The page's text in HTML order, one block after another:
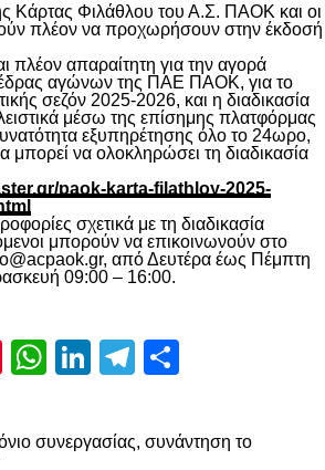
Κάρτας Φιλάθλου του Α.Σ. ΠΑΟΚ και οι
πλέον να προχωρήσουν στην έκδοσή
πλέον απαραίτητη για την αγορά
έδρας αγώνων της ΠΑΕ ΠΑΟΚ, για το
σεζόν 2025-2026, και η διαδικασία
μέσω της επίσημης πλατφόρμας
εξυπηρέτησης όλο το 24ωρο,
μπορεί να ολοκληρώσει τη διαδικασία
paok-karta-filathloy-2025-
σχετικά με τη διαδικασία
μπορούν να επικοινωνούν στο
από Δευτέρα έως Πέμπτη
09:00 – 16:00.
Pinterest
WhatsApp
LinkedIn
Telegram
συνεργασίας, συνάντηση το